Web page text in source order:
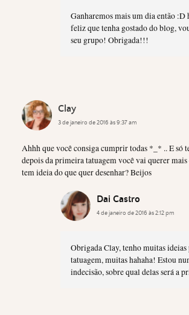
Ganharemos mais um dia então :D
feliz que tenha gostado do blog,
seu grupo! Obrigada!!!
Clay
3 de janeiro de 2016 às 9:37 am
Ahhh que você consiga cumprir todas *_* .. E só
depois da primeira tatuagem você vai querer
tem ideia do que quer desenhar? Beijos
Dai Castro
4 de janeiro de 2016 às 2:12 pm
Obrigada Clay, tenho muitas ideias
tatuagem, muitas hahaha! Estou
indecisão, sobre qual delas será a